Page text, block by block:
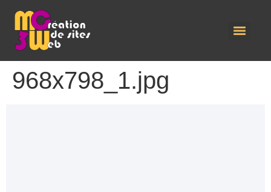
968x798_1.jpg